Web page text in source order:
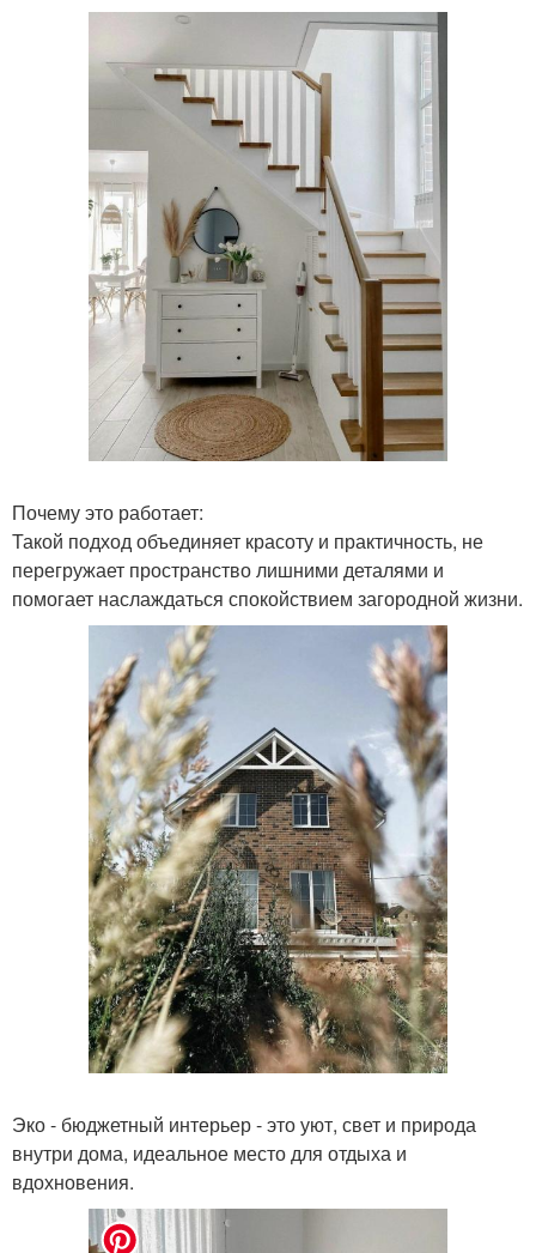
Почему это работает:
Такой подход объединяет красоту и практичность, не
перегружает пространство лишними деталями и
помогает наслаждаться спокойствием загородной жизни.
Эко - бюджетный интерьер - это уют, свет и природа
внутри дома, идеальное место для отдыха и
вдохновения.